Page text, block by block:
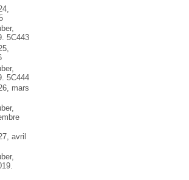
5C443
5C444
mars
avril